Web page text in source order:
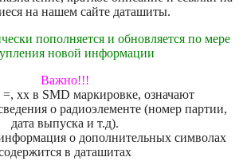
на нашем сайте даташиты.
пополняется и обновляется по мере
новой информации
Важно!!!
xx в SMD маркировке, означают
о радиоэлементе (номер партии,
дата выпуска и т.д).
о дополнительных символах
в даташитах